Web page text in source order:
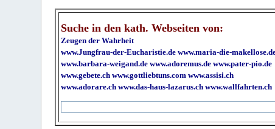
Suche in den kath. Webseiten von:
Zeugen der Wahrheit
www.Jungfrau-der-Eucharistie.de www.maria-die-
www.barbara-weigand.de www.adoremus.de www.pater-pio.de
www.gebete.ch www.gottliebtuns.com www.assisi.ch
www.adorare.ch www.das-haus-lazarus.ch www.wallfahrten.ch